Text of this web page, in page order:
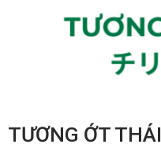
TƯƠNG ỚT THÁI